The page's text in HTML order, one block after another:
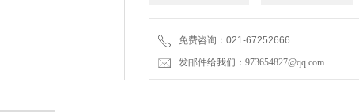
免费咨询：021-67252666
发邮件给我们：973654827@qq.com